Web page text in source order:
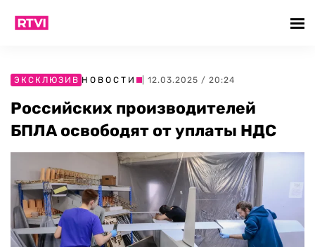
ЭКСКЛЮЗИВ НОВОСТИ | 12.03.2025 / 20:24
Российских производителей
БПЛА освободят от уплаты НДС